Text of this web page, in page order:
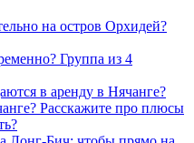
на остров Орхидей?
Группа из 4
в аренду в Нячанге?
Расскажите про плюсы